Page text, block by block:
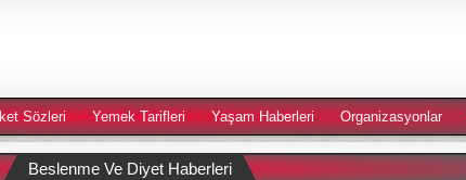
Sözleri Yemek Tarifleri Yaşam Haberleri Organizasyonlar
Beslenme Ve Diyet Haberleri